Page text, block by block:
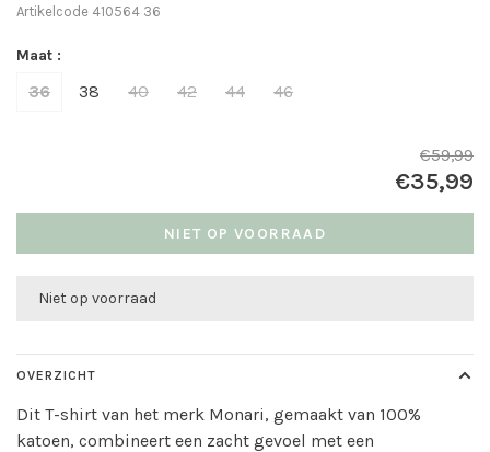
Artikelcode 410564 36
Maat :
36 38 40 42 44 46
€59,99
€35,99
NIET OP VOORRAAD
Niet op voorraad
OVERZICHT
Dit T-shirt van het merk Monari, gemaakt van 100%
katoen, combineert een zacht gevoel met een